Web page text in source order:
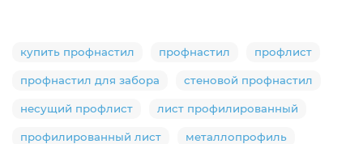
купить профнастил профнастил профлист
профнастил для забора стеновой профнастил
несущий профлист лист профилированный
профилированный лист металлопрофиль